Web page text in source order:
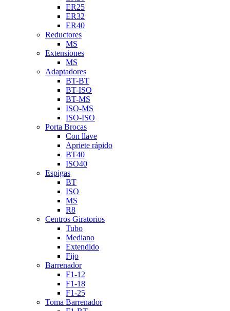
ER25
ER32
ER40
Reductores
MS
Extensiones
MS
Adaptadores
BT-BT
BT-ISO
BT-MS
ISO-MS
ISO-ISO
Porta Brocas
Con llave
Apriete rápido
BT40
ISO40
Espigas
BT
ISO
MS
R8
Centros Giratorios
Tubo
Mediano
Extendido
Fijo
Barrenador
F1-12
F1-18
F1-25
Toma Barrenador